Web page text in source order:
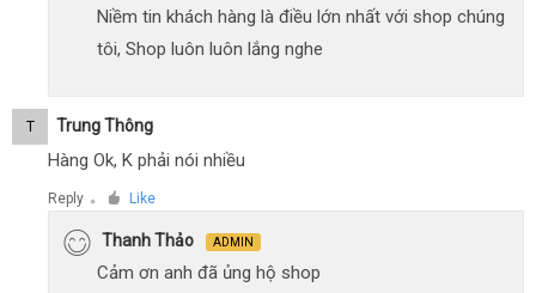
Niềm tin khách hàng là điều lớn nhất với shop chúng
tôi, Shop luôn luôn lắng nghe
T Trung Thông
Hàng Ok, K phải nói nhiều
Reply ● Like
Thanh Thảo ADMIN
Cảm ơn anh đã ủng hộ shop